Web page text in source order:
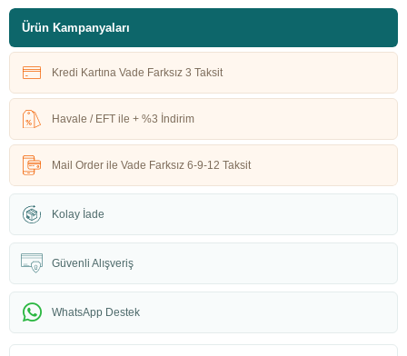
Ürün Kampanyaları
Kredi Kartına Vade Farksız 3 Taksit
Havale / EFT ile + %3 İndirim
Mail Order ile Vade Farksız 6-9-12 Taksit
Kolay İade
Güvenli Alışveriş
WhatsApp Destek